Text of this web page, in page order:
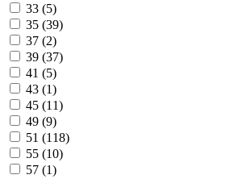
33 (5)
35 (39)
37 (2)
39 (37)
41 (5)
43 (1)
45 (11)
49 (9)
51 (118)
55 (10)
57 (1)